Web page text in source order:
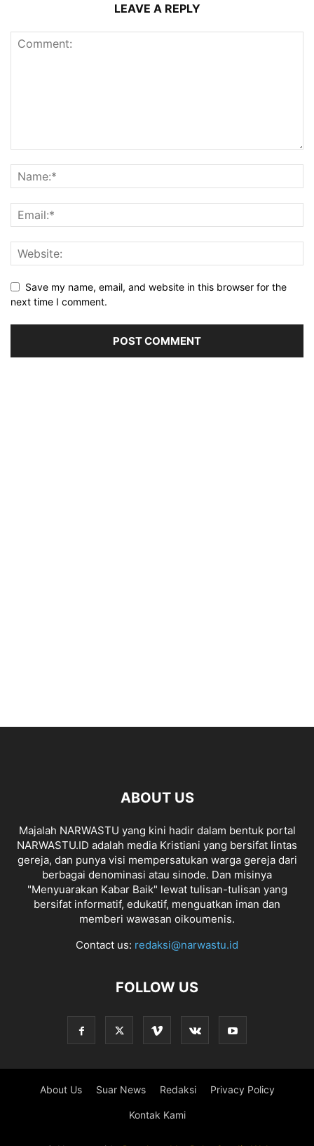
LEAVE A REPLY
Save my name, email, and website in this browser for the
next time I comment.
ABOUT US
Majalah NARWASTU yang kini hadir dalam bentuk portal
NARWASTU.ID adalah media Kristiani yang bersifat lintas
gereja, dan punya visi mempersatukan warga gereja dari
berbagai denominasi atau sinode. Dan misinya
"Menyuarakan Kabar Baik" lewat tulisan-tulisan yang
bersifat informatif, edukatif, menguatkan iman dan
memberi wawasan oikoumenis.
Contact us: redaksi@narwastu.id
FOLLOW US
About Us Suar News Redaksi Privacy Policy
Kontak Kami